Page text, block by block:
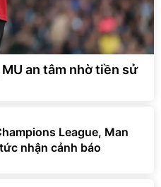
an tâm nhờ tiền sử
League, Man
nhận cảnh báo